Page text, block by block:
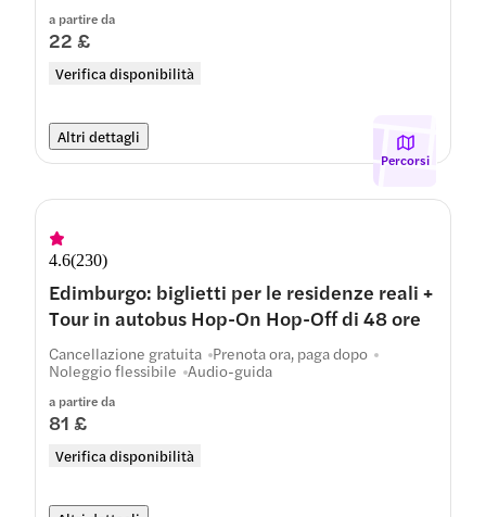
a partire da
22 £
Verifica disponibilità
Altri dettagli
Percorsi
4.6(230)
Edimburgo: biglietti per le residenze reali +
Tour in autobus Hop-On Hop-Off di 48 ore
a partire da
81 £
Verifica disponibilità
Cancellazione gratuita Prenota ora, paga dopo
Noleggio flessibile Audio-guida